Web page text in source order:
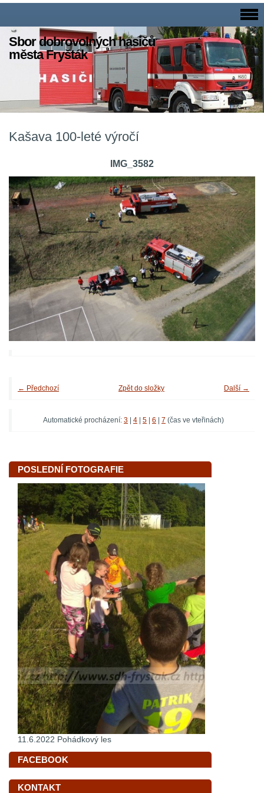
Sbor dobrovolných hasičů
města Fryšták
Kašava 100-leté výročí
IMG_3582
← Předchozí Další →
Zpět do složky
Automatické procházení: 3 4 5 6 7 (čas ve vteřinách)
POSLEDNÍ FOTOGRAFIE
11.6.2022 Pohádkový les
FACEBOOK
KONTAKT